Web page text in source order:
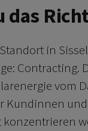
das
in
Contracting.
vom
Kundinnen